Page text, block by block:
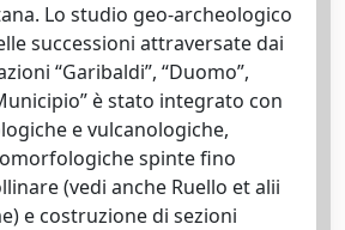
Lo studio geo-archeologico
successioni attraversate dai
“Garibaldi”, “Duomo”,
è stato integrato con
e vulcanologiche,
spinte fino
(vedi anche Ruello et alii
e costruzione di sezioni